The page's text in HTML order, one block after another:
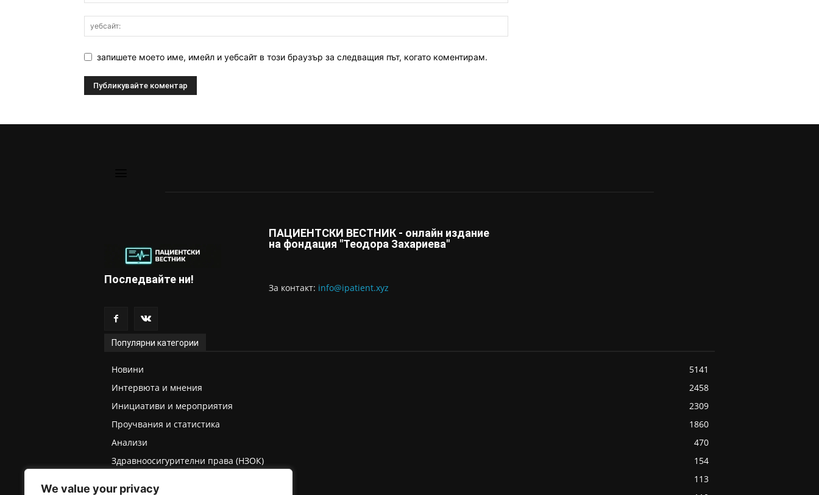
We value your privacy
запишете моето име, имейл и уебсайт в този браузър за следващия път, когато коментирам.
Последвайте ни!
ПАЦИЕНТСКИ ВЕСТНИК - онлайн издание
на фондация "Теодора Захариева"
За контaкт: info@ipatient.xyz
Популярни категории
Новини
5141
Интервюта и мнения
2458
Инициативи и мероприятия
2309
Проучвания и статистика
1860
Анализи
470
Здравноосигурителни права (НЗОК)
154
113